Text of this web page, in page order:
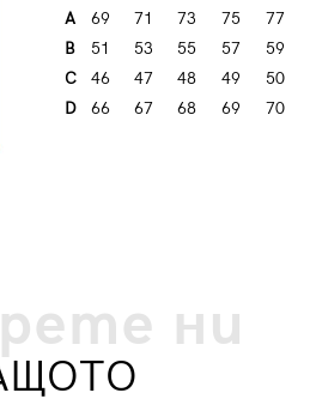
A
69 71 73 75
77
B
51 53 55 57
59
C
46 47 48 49
50
D
66 67 68 69 70
ни